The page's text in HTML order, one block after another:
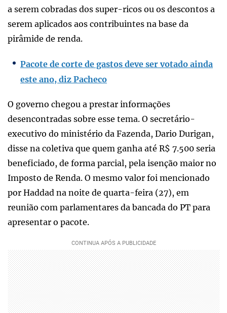
a serem cobradas dos super-ricos ou os descontos a
serem aplicados aos contribuintes na base da
pirâmide de renda.
Pacote de corte de gastos deve ser votado ainda
este ano, diz Pacheco
O governo chegou a prestar informações
desencontradas sobre esse tema. O secretário-
executivo do ministério da Fazenda, Dario Durigan,
disse na coletiva que quem ganha até R$ 7.500 seria
beneficiado, de forma parcial, pela isenção maior no
Imposto de Renda. O mesmo valor foi mencionado
por Haddad na noite de quarta-feira (27), em
reunião com parlamentares da bancada do PT para
apresentar o pacote.